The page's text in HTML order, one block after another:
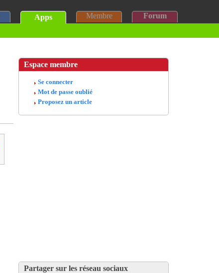
Apps Membre Forum
Espace membre
Se connecter
Mot de passe oublié
Proposez un article
Partager sur les réseau sociaux